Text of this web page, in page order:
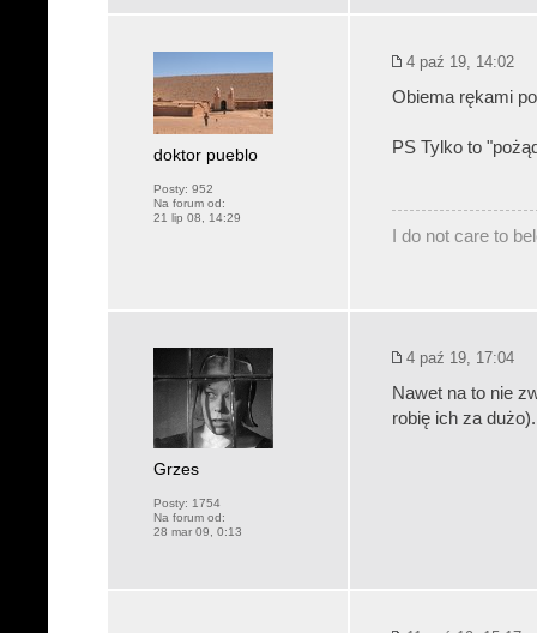
doktor pueblo
Posty: 952
Na forum od:
21 lip 08, 14:29
4 paź 19, 14:02
Obiema rękami
PS Tylko to
I do not care to
Grzes
Posty: 1754
Na forum od:
28 mar 09, 0:13
4 paź 19, 17:04
Nawet na to nie
robię ich za dużo).